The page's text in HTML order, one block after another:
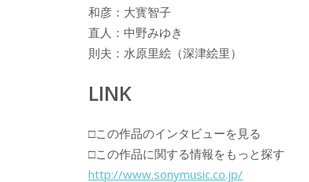
和彦：大寳智子
直人：中野みゆき
則夫：水原里絵（深津絵里）
LINK
□この作品のインタビューを見る
□この作品に関する情報をもっと探す
http://www.sonymusic.co.jp/